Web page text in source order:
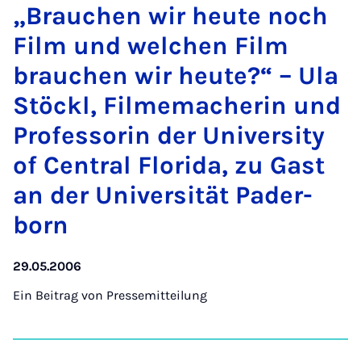
„Brau­chen wir heu­te noch
Film und wel­chen Film
brau­chen wir heu­te?“ – Ula
Stö­ckl, Fil­me­ma­che­rin und
Pro­fes­so­rin der Uni­ver­si­ty
of Cen­tral Flo­ri­da, zu Gast
an der Uni­ver­si­tät Pa­der­
born
29.05.2006
Ein Beitrag von Pressemitteilung